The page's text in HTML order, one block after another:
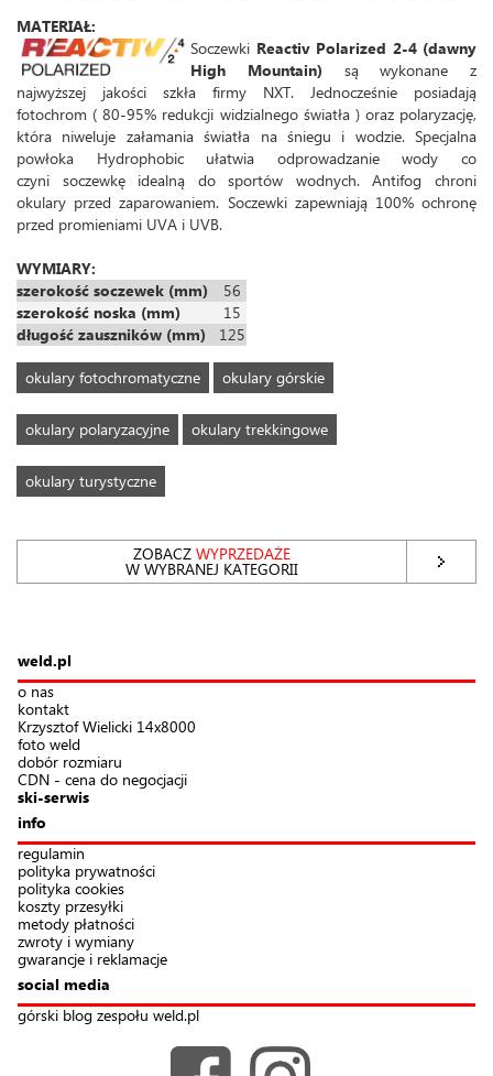
MATERIAŁ:
Soczewki Reactiv Polarized 2-4 (dawny
High Mountain) są wykonane z
najwyższej jakości szkła firmy NXT. Jednocześnie posiadają
fotochrom ( 80-95% redukcji widzialnego światła ) oraz polaryzację,
która niweluje załamania światła na śniegu i wodzie. Specjalna
powłoka Hydrophobic ułatwia odprowadzanie wody co
czyni soczewkę idealną do sportów wodnych. Antifog chroni
okulary przed zaparowaniem. Soczewki zapewniają 100% ochronę
przed promieniami UVA i UVB.
WYMIARY:
szerokość soczewek (mm)
56
szerokość noska (mm)
15
długość zauszników (mm)
125
okulary fotochromatyczne okulary górskie
okulary polaryzacyjne okulary trekkingowe
okulary turystyczne
ZOBACZWYPRZEDAŻE
W WYBRANEJ KATEGORII
weld.pl
o nas
kontakt
Krzysztof Wielicki 14x8000
foto weld
dobór rozmiaru
CDN - cena do negocjacji
ski-serwis
info
regulamin
polityka prywatności
polityka cookies
koszty przesyłki
metody płatności
zwroty i wymiany
gwarancje i reklamacje
social media
górski blog zespołu weld.pl